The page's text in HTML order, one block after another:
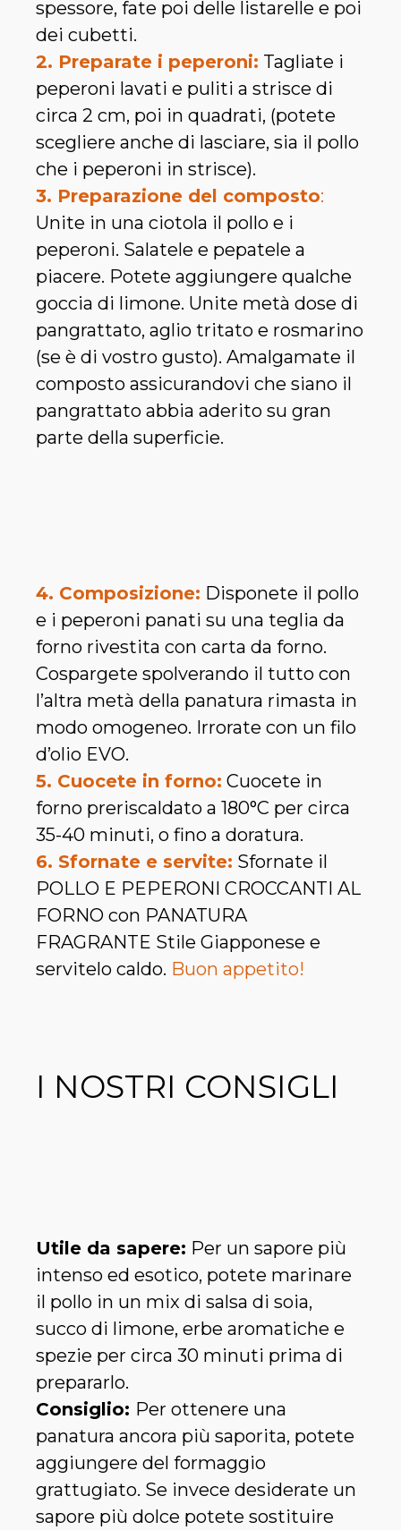
spessore, fate poi delle listarelle e poi
dei cubetti.
2. Preparate i peperoni: Tagliate i
peperoni lavati e puliti a strisce di
circa 2 cm, poi in quadrati, (potete
scegliere anche di lasciare, sia il pollo
che i peperoni in strisce).
3. Preparazione del composto:
Unite in una ciotola il pollo e i
peperoni. Salatele e pepatele a
piacere. Potete aggiungere qualche
goccia di limone. Unite metà dose di
pangrattato, aglio tritato e rosmarino
(se è di vostro gusto). Amalgamate il
composto assicurandovi che siano il
pangrattato abbia aderito su gran
parte della superficie.
4. Composizione: Disponete il pollo
e i peperoni panati su una teglia da
forno rivestita con carta da forno.
Cospargete spolverando il tutto con
l’altra metà della panatura rimasta in
modo omogeneo. Irrorate con un filo
d’olio EVO.
5. Cuocete in forno: Cuocete in
forno preriscaldato a 180°C per circa
35-40 minuti, o fino a doratura.
6. Sfornate e servite: Sfornate il
POLLO E PEPERONI CROCCANTI AL
FORNO con PANATURA
FRAGRANTE Stile Giapponese e
servitelo caldo. Buon appetito!
I NOSTRI CONSIGLI
Utile da sapere: Per un sapore più
intenso ed esotico, potete marinare
il pollo in un mix di salsa di soia,
succo di limone, erbe aromatiche e
spezie per circa 30 minuti prima di
prepararlo.
Consiglio: Per ottenere una
panatura ancora più saporita, potete
aggiungere del formaggio
grattugiato. Se invece desiderate un
sapore più dolce potete sostituire